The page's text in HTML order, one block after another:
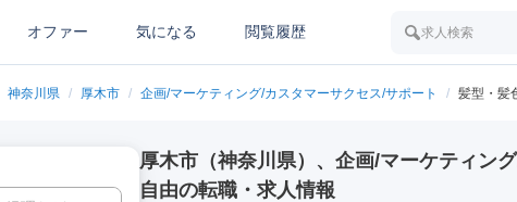
オファー 気になる 閲覧履歴 求人検索
神奈川県 / 厚木市 / 企画/マーケティング/カスタマーサクセス/サポート / 髪型・髪
厚木市（神奈川県）、企画/マーケティン
自由の転職・求人情報